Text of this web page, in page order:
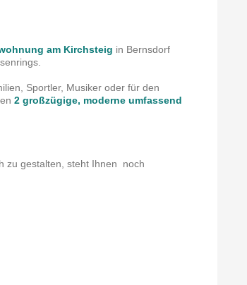
am Kirchsteig in Bernsdorf
Sportler, Musiker oder für den
2 großzügige, moderne umfassend
zu gestalten, steht Ihnen noch